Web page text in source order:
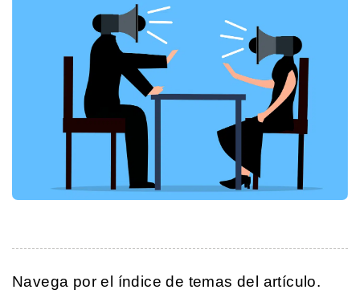
Navega por el índice de temas del artículo.